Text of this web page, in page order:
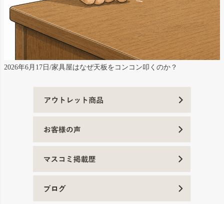
2026年6月17日/家具屋はなぜ天板をコンコン叩くのか？